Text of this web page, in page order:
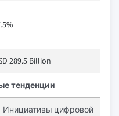
289.5 Billion
тенденции
Инициативы цифровой